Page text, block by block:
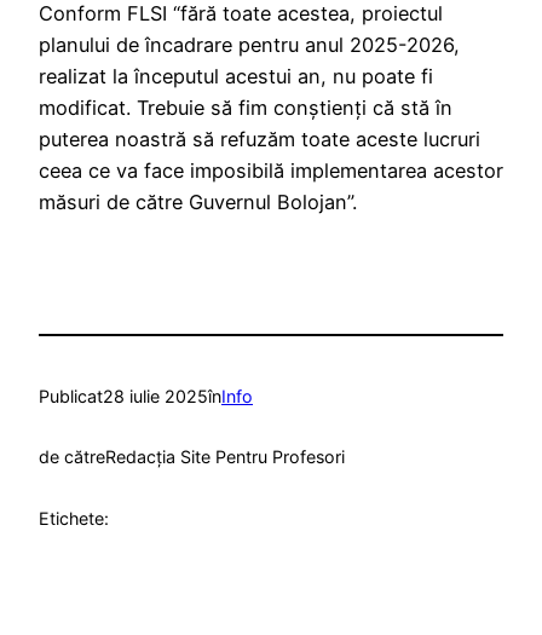
Conform FLSI “fără toate acestea, proiectul
planului de încadrare pentru anul 2025-2026,
realizat la începutul acestui an, nu poate fi
modificat. Trebuie să fim conştienţi că stă în
puterea noastră să refuzăm toate aceste lucruri
ceea ce va face imposibilă implementarea acestor
măsuri de către Guvernul Bolojan”.
Publicat28 iulie 2025înInfo
de cătreRedacția Site Pentru Profesori
Etichete: